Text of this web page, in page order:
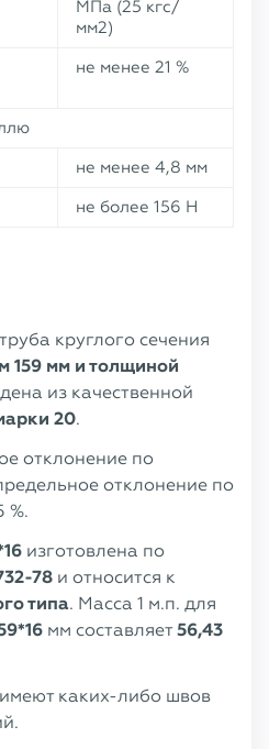
МПа (25 кгс/
мм2)
не менее 21 %
не менее 4,8 мм
не более 156 Н
круглого сечения
159 мм и толщиной
из качественной
20.
отклонение по
отклонение по
%.
изготовлена по
78 и относится к
типа. Масса 1 м.п. для
мм составляет56,43
каких-либо швов